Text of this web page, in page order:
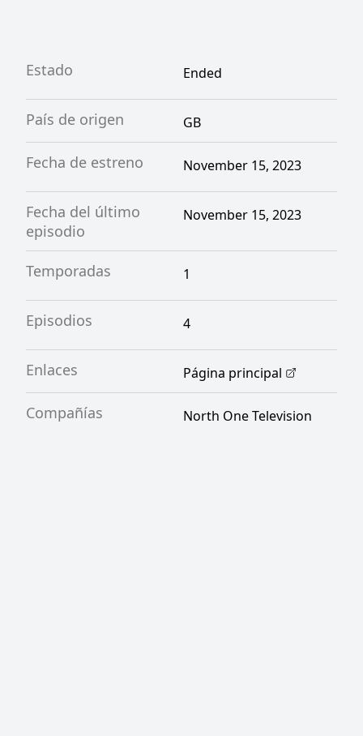
Estado Ended
País de origen GB
Fecha de estreno November 15, 2023
Fecha del último
episodio
November 15, 2023
Temporadas 1
Episodios 4
Enlaces Página principal
Compañías North One Television